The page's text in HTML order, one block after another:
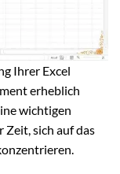
Ihrer Excel
erheblich
wichtigen
Zeit, sich auf das